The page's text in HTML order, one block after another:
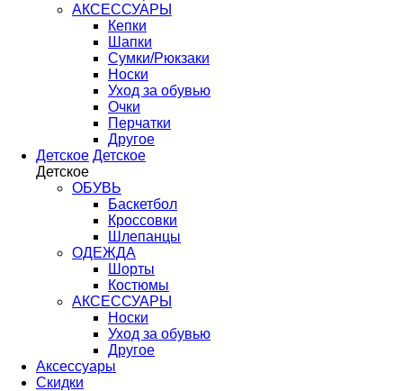
АКСЕССУАРЫ
Кепки
Шапки
Сумки/Рюкзаки
Носки
Уход за обувью
Очки
Перчатки
Другое
Детское Детское
Детское
ОБУВЬ
Баскетбол
Кроссовки
Шлепанцы
ОДЕЖДА
Шорты
Костюмы
АКСЕССУАРЫ
Носки
Уход за обувью
Другое
Аксессуары
Скидки